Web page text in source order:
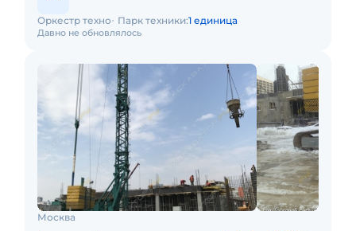
Давно не обновлялось
Оркестр техно Парк техники:1 единица
Москва